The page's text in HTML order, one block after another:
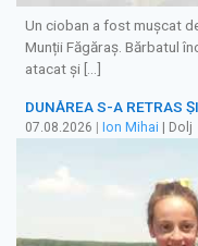
Un cioban a fost mușcat
Munții Făgăraș. Bărbatul
atacat și […]
DUNĂREA S-A RETRAS
07.08.2026 | Ion Mihai | Dolj